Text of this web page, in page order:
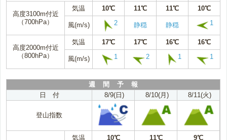
高度3100m付近
（700hPa）
気温 10℃ 11℃ 11℃ 10℃
風(m/s) 2 静穏 静穏 1
高度2000m付近
（800hPa）
気温 17℃ 17℃ 16℃ 16℃
風(m/s) 1 2 1 1
週 間 予 報
日 付
8/9(日) 8/10(月) 8/11(火)
登山指数
気温 10℃ 11℃ 9℃